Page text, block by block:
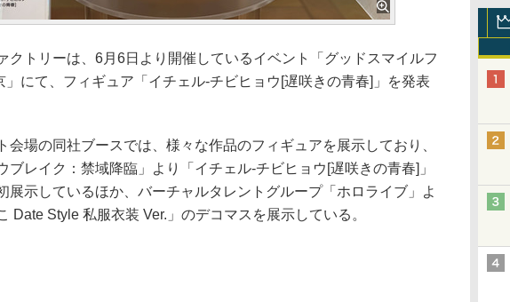
トリーは、6月6日より開催しているイベント「グッドスマイルフ
」にて、フィギュア「イチェル-チビヒョウ[遅咲きの青春]」を発表
場の同社ブースでは、様々な作品のフィギュアを展示しており、
ブレイク：禁域降臨」より「イチェル-チビヒョウ[遅咲きの青春]」
展示しているほか、バーチャルタレントグループ「ホロライブ」よ
Date Style 私服衣装 Ver.」のデコマスを展示している。